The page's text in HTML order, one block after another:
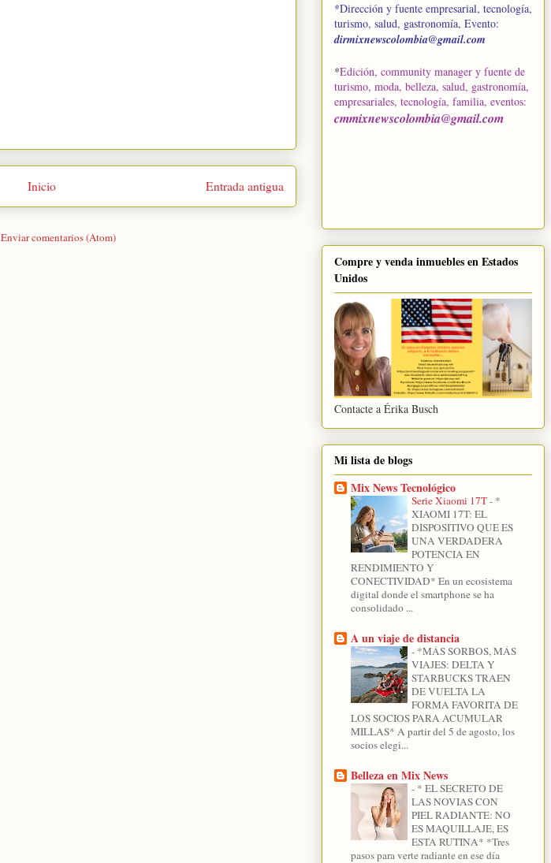
Entrada antigua
Inicio
Enviar comentarios (Atom)
*Dirección y fuente empresarial, tecnología,
turismo, salud, gastronomía, Evento:
dirmixnewscolombia@gmail.com
*Edición, community manager y fuente de
turismo, moda, belleza, salud, gastronomía,
empresariales, tecnología, familia, eventos:
cmmixnewscolombia@gmail.com
Compre y venda inmuebles en Estados
Unidos
Contacte a Érika Busch
Mi lista de blogs
Mix News Tecnológico
Serie Xiaomi 17T- *
XIAOMI 17T: EL
DISPOSITIVO QUE ES
UNA VERDADERA
POTENCIA EN
RENDIMIENTO Y
CONECTIVIDAD* En un ecosistema
digital donde el smartphone se ha
consolidado ...
A un viaje de distancia
- *MÁS SORBOS, MÁS
VIAJES: DELTA Y
STARBUCKS TRAEN
DE VUELTA LA
FORMA FAVORITA DE
LOS SOCIOS PARA ACUMULAR
MILLAS* A partir del 5 de agosto, los
socios elegi...
Belleza en Mix News
- * EL SECRETO DE
LAS NOVIAS CON
PIEL RADIANTE: NO
ES MAQUILLAJE, ES
ESTA RUTINA* *Tres
pasos para verte radiante en ese día